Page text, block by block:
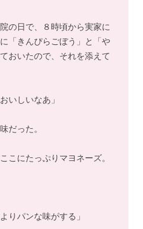
の日で、８時頃から実家に
「きんぴらごぼう」と「や
おいたので、それを添えて
いしいなあ」
だった。
こにたっぷりマヨネーズ。
りパンな味がする」